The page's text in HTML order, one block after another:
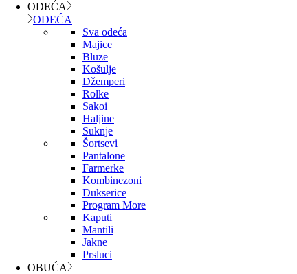
ODEĆA
ODEĆA
Sva odeća
Majice
Bluze
Košulje
Džemperi
Rolke
Sakoi
Haljine
Suknje
Šortsevi
Pantalone
Farmerke
Kombinezoni
Dukserice
Program More
Kaputi
Mantili
Jakne
Prsluci
OBUĆA